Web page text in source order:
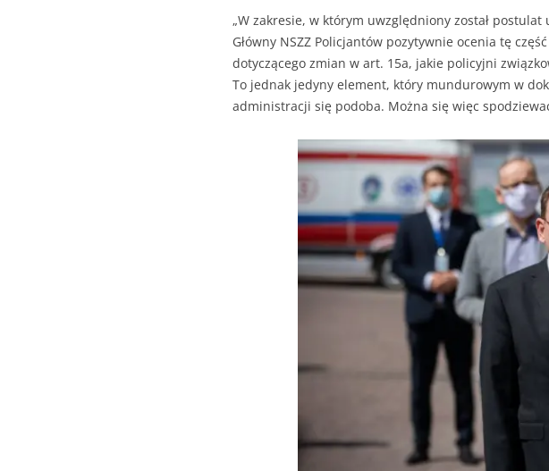
„W zakresie, w którym uwzględniony został
Główny NSZZ Policjantów pozytywnie ocenia tę
dotyczącego zmian w art. 15a, jakie policyjni
To jednak jedyny element, który mundurowym w
administracji się podoba. Można się więc